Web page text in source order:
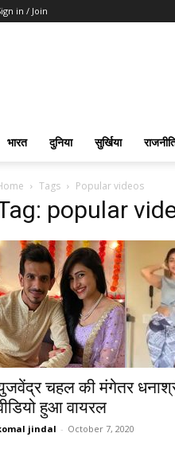
in / Join
भारत दुनिया सुर्खिया
Tags Popular videos
popular
चहल की मंगेतर
हुआ वायरल
jindal - October 7, 2020